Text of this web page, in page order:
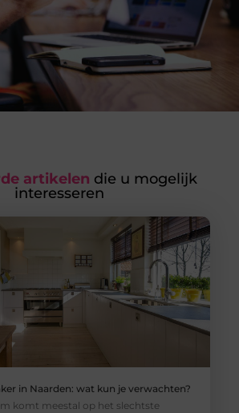
artikelen die u mogelijk
interesseren
in Naarden: wat kun je verwachten?
komt meestal op het slechtste